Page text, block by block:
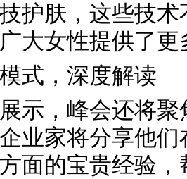
护肤，这些技
大女性提供了
式，深度解读
示，峰会还将
业家将分享他
面的宝贵经验